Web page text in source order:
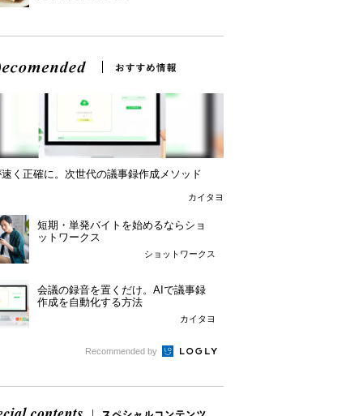
く正確に。次世代の議事録作成メソッド
カイタヨ
短期・単発バイトを始めるならショ
ットワークス
ショットワークス
会議の録音を置くだけ。AIで議事録
作成を自動化する方法
カイタヨ
Recommended by